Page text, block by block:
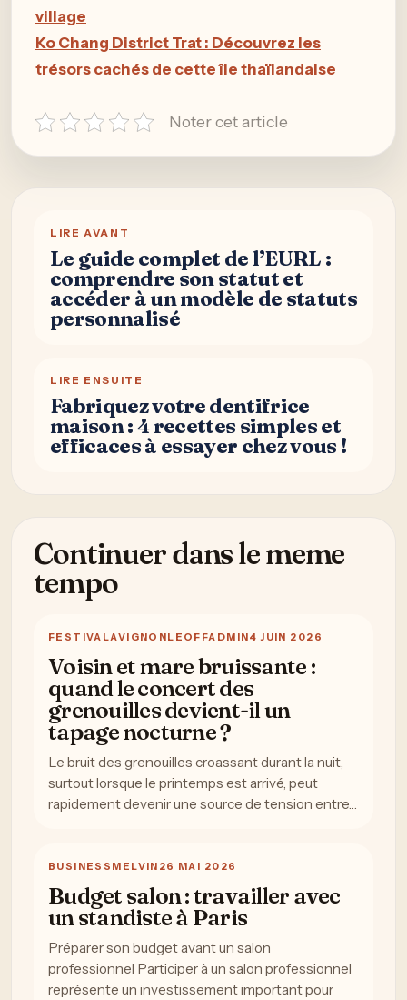
village
Ko Chang District Trat : Découvrez les
trésors cachés de cette île thaïlandaise
Noter cet article
LIRE AVANT
Le guide complet de l’EURL :
comprendre son statut et
accéder à un modèle de statuts
personnalisé
LIRE ENSUITE
Fabriquez votre dentifrice
maison : 4 recettes simples et
efficaces à essayer chez vous !
Continuer dans le meme
tempo
FESTIVALAVIGNONLEOFFADMIN4 JUIN 2026
Voisin et mare bruissante :
quand le concert des
grenouilles devient-il un
tapage nocturne ?
Le bruit des grenouilles croassant durant la nuit,
surtout lorsque le printemps est arrivé, peut
rapidement devenir une source de tension entre…
BUSINESS MELVIN 26 MAI 2026
Budget salon : travailler avec
un standiste à Paris
Préparer son budget avant un salon
professionnel Participer à un salon professionnel
représente un investissement important pour